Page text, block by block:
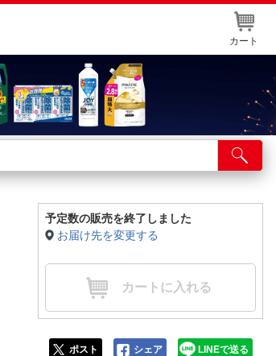
カート
予定数の販売を終了しました
お届け先を変更する
カートに入れる
ポスト シェア LINEで送る